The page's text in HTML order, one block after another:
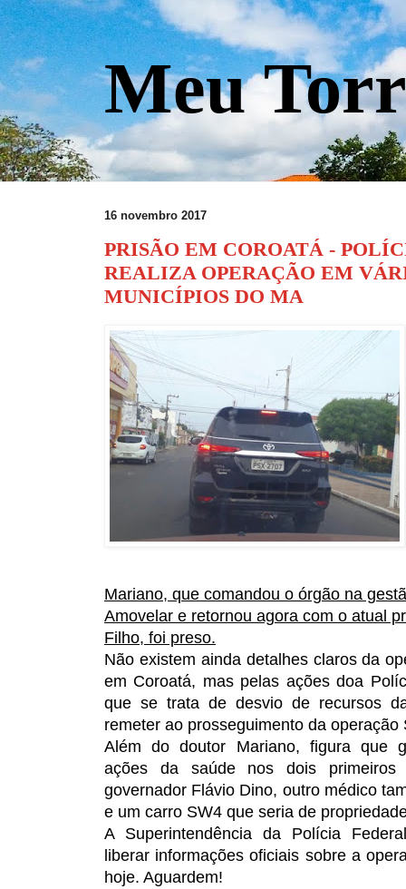
Meu
16 novembro 2017
PRISÃO EM COROATÁ -
REALIZA OPERAÇÃO EM
MUNICÍPIOS DO MA
Mariano, que comandou o órgão na
Amovelar e retornou agora com o atual
Filho, foi preso.
Não existem ainda detalhes claros da
em Coroatá, mas pelas ações doa
que se trata de desvio de recursos
remeter ao prosseguimento da operação
Além do doutor Mariano, figura que
ações da saúde nos dois
governador Flávio Dino, outro médico
e um carro SW4 que seria de
A Superintendência da Polícia
liberar informações oficiais sobre a
hoje. Aguardem!